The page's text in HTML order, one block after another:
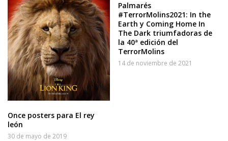
Once posters para El rey
león
30 de mayo de 2019
Palmarés
#TerrorMolins2021: In the
Earth y Coming Home In
The Dark triumfadoras de
la 40ª edición del
TerrorMolins
14 de noviembre de 2021